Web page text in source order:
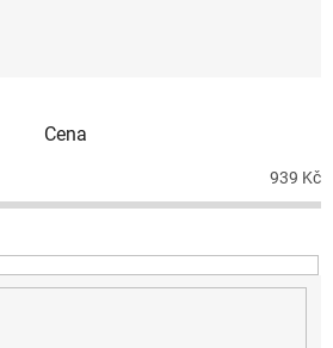
Cena
939 Kč